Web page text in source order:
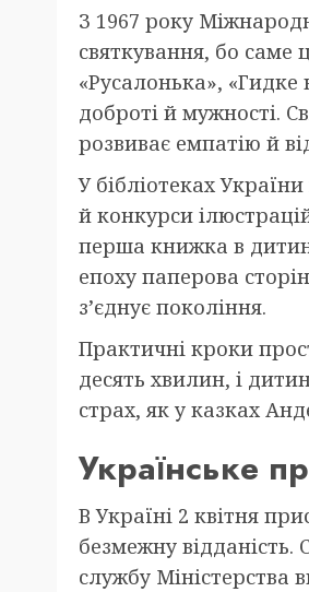
З 1967 року
святкування, бо саме
«Русалонька», «Гидке
доброті й мужності.
розвиває емпатію й
У бібліотеках
й конкурси
перша книжка в
епоху паперова
з’єднує покоління.
Практичні кроки
десять хвилин, і
страх, як у казках
Українське
В Україні 2 квітня
безмежну відданість.
службу Міністерства